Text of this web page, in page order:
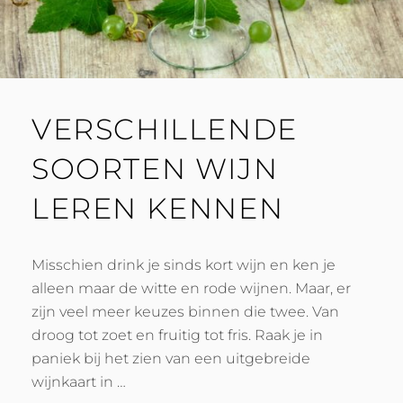
VERSCHILLENDE
SOORTEN WIJN
LEREN KENNEN
Misschien drink je sinds kort wijn en ken je
alleen maar de witte en rode wijnen. Maar, er
zijn veel meer keuzes binnen die twee. Van
droog tot zoet en fruitig tot fris. Raak je in
paniek bij het zien van een uitgebreide
wijnkaart in …